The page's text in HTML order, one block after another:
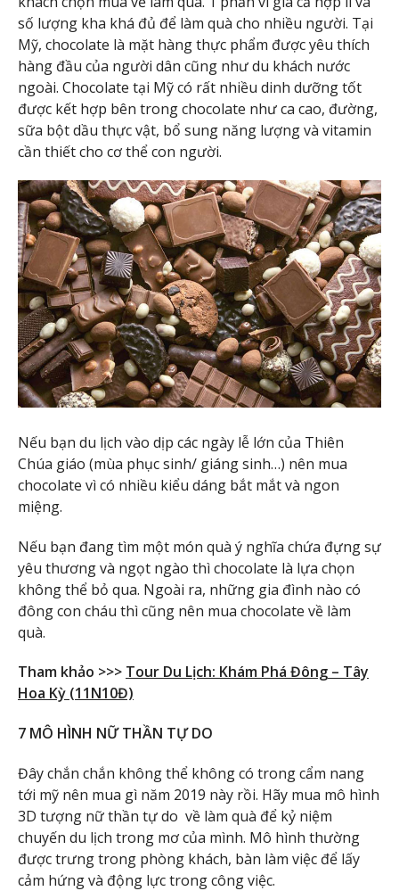
số lượng kha khá đủ để làm quà cho nhiều người. Tại
Mỹ, chocolate là mặt hàng thực phẩm được yêu thích
hàng đầu của người dân cũng như du khách nước
ngoài. Chocolate tại Mỹ có rất nhiều dinh dưỡng tốt
được kết hợp bên trong chocolate như ca cao, đường,
sữa bột dầu thực vật, bổ sung năng lượng và vitamin
cần thiết cho cơ thể con người.
Nếu bạn du lịch vào dịp các ngày lễ lớn của Thiên
Chúa giáo (mùa phục sinh/ giáng sinh…) nên mua
chocolate vì có nhiều kiểu dáng bắt mắt và ngon
miệng.
Nếu bạn đang tìm một món quà ý nghĩa chứa đựng sự
yêu thương và ngọt ngào thì chocolate là lựa chọn
không thể bỏ qua. Ngoài ra, những gia đình nào có
đông con cháu thì cũng nên mua chocolate về làm
quà.
Tham khảo >>> Tour Du Lịch: Khám Phá Đông – Tây
Hoa Kỳ (11N10Đ)
7 MÔ HÌNH NỮ THẦN TỰ DO
Đây chắn chắn không thể không có trong cẩm nang
tới mỹ nên mua gì năm 2019 này rồi. Hãy mua mô hình
3D tượng nữ thần tự do về làm quà để kỷ niệm
chuyến du lịch trong mơ của mình. Mô hình thường
được trưng trong phòng khách, bàn làm việc để lấy
cảm hứng và động lực trong công việc.